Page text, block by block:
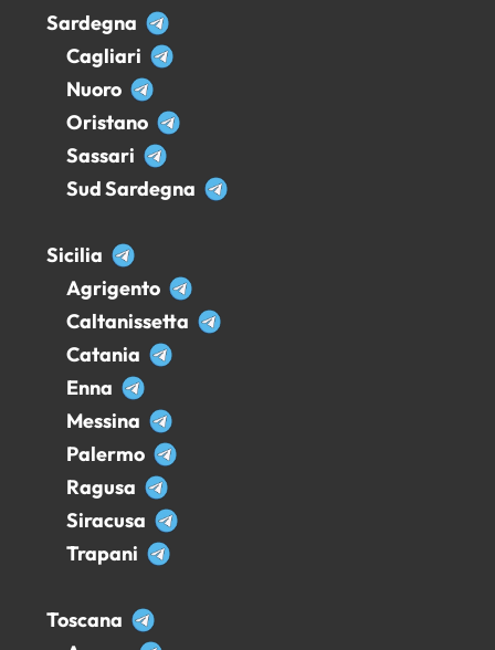
Sardegna
Cagliari
Nuoro
Oristano
Sassari
Sud Sardegna
Sicilia
Agrigento
Caltanissetta
Catania
Enna
Messina
Palermo
Ragusa
Siracusa
Trapani
Toscana